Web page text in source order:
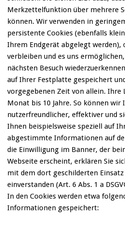
Merkzettelfunktion über mehrere
können. Wir verwenden in
persistente Cookies (ebenfalls
Ihrem Endgerät abgelegt werden),
verbleiben und es uns
nächsten Besuch
auf Ihrer Festplatte gespeichert
vorgegebenen Zeit von allein. Ihre
Monat bis 10 Jahre. So können wir
nutzerfreundlicher, effektiver und
Ihnen beispielsweise speziell auf
abgestimmte Informationen auf
die Einwilligung im Banner, der
Webseite erscheint, erklären Sie
mit dem dort geschilderten Einsatz
einverstanden (Art. 6 Abs. 1 a
In den Cookies werden etwa
Informationen gespeichert: